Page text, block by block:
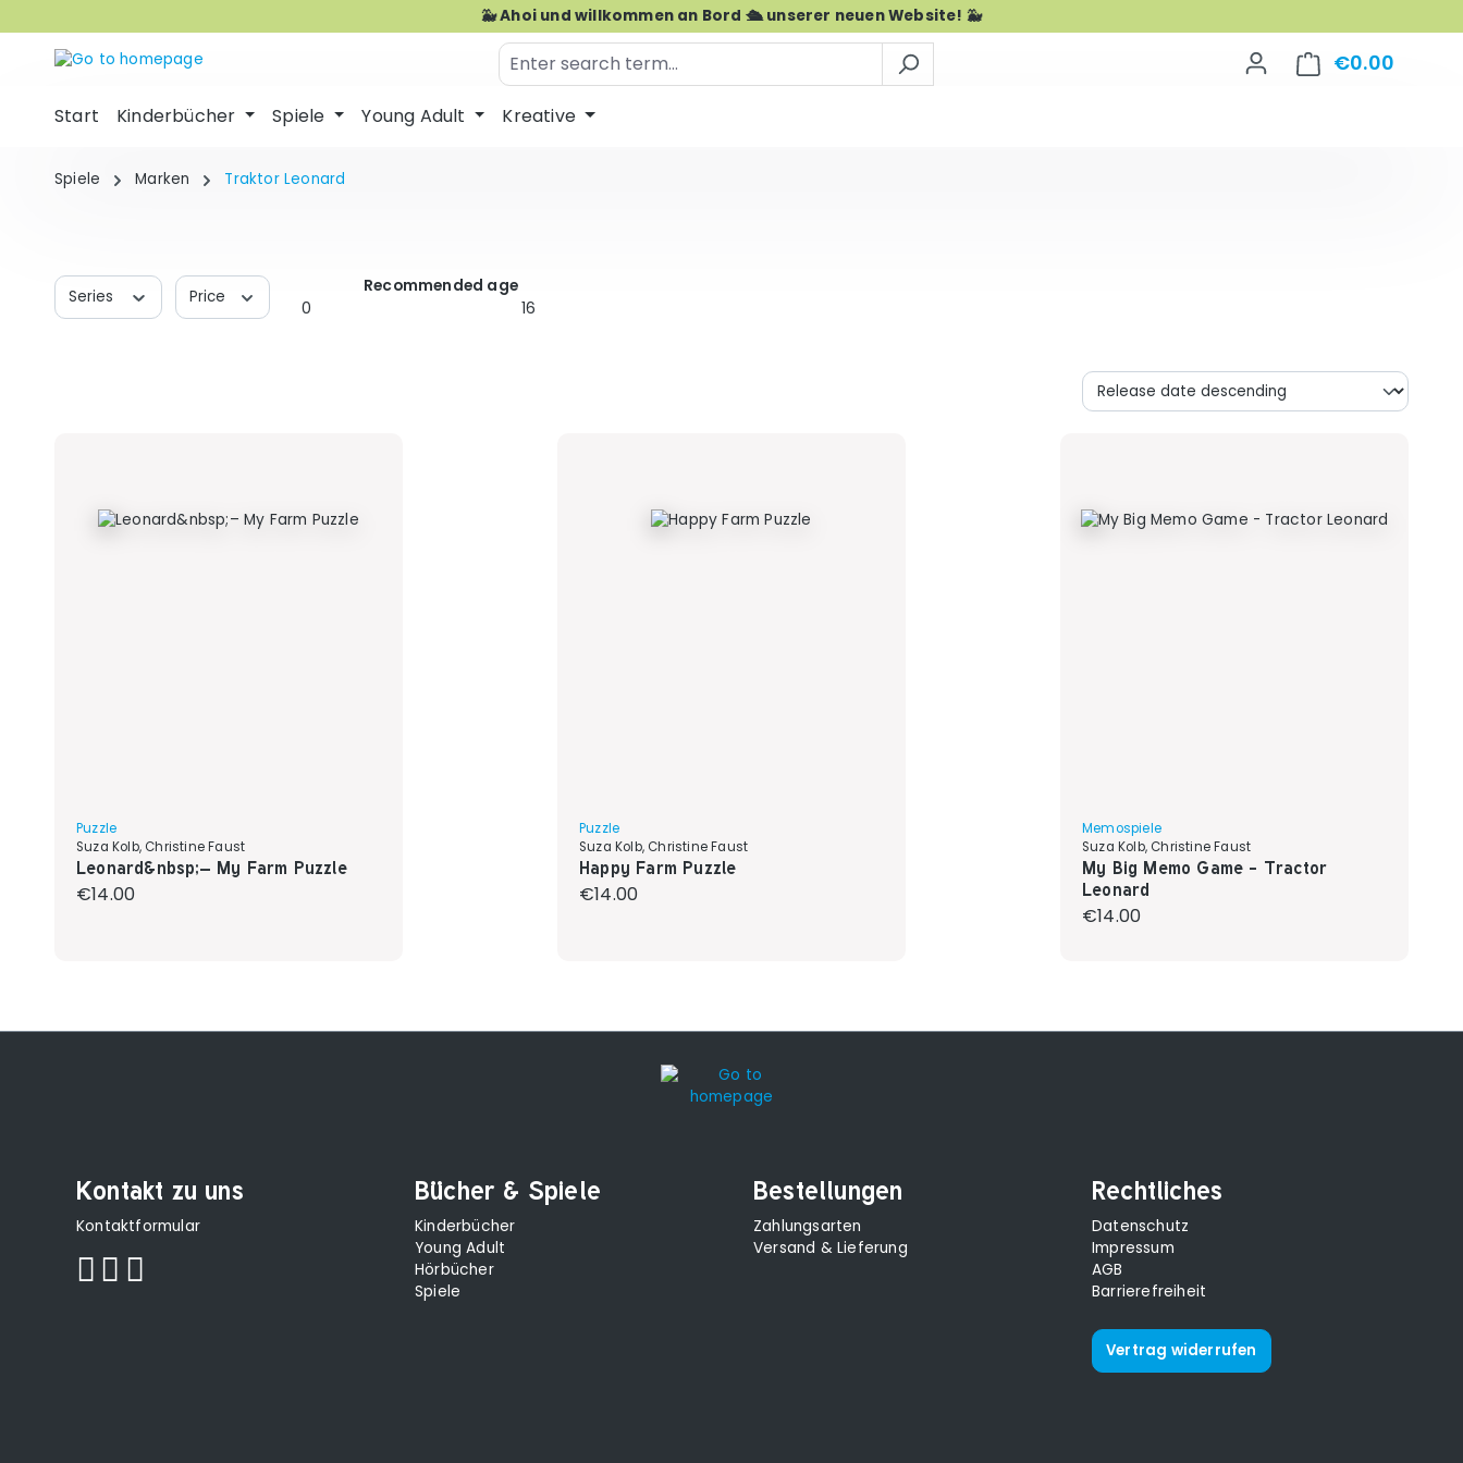
🐳 Ahoi und willkommen an Bord 🛳️ unserer neuen Website! 🐳
€0.00
Start Kinderbücher Spiele Young Adult Kreative
Spiele Marken Traktor Leonard
Series Price
Recommended age
0 16
Puzzle
Suza Kolb, Christine Faust
Leonard&nbsp;– My Farm Puzzle
Regular price:
€14.00
Puzzle
Suza Kolb, Christine Faust
Happy Farm Puzzle
Regular price:
€14.00
Memospiele
Suza Kolb, Christine Faust
My Big Memo Game - Tractor
Leonard
Regular price:
€14.00
Kontakt zu uns
Kontaktformular
Bücher & Spiele
Kinderbücher
Young Adult
Hörbücher
Spiele
Bestellungen
Zahlungsarten
Versand & Lieferung
Rechtliches
Datenschutz
Impressum
AGB
Barrierefreiheit
Vertrag widerrufen